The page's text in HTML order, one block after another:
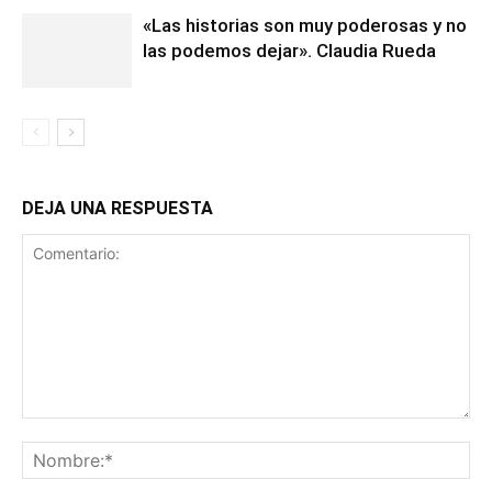
«Las historias son muy poderosas y no
las podemos dejar». Claudia Rueda
DEJA UNA RESPUESTA